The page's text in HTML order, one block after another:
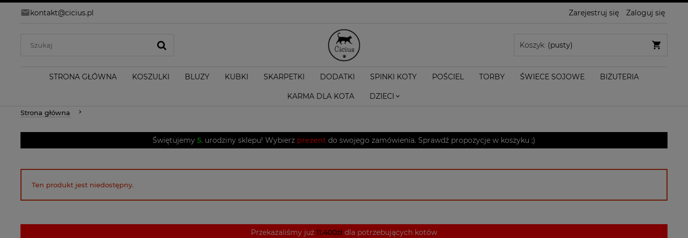
kontakt@cicius.pl Zarejestruj się Zaloguj się
Koszyk: (pusty)
STRONA GŁÓWNA KOSZULKI BLUZY KUBKI SKARPETKI DODATKI SPINKI KOTY POŚCIEL TORBY ŚWIECE SOJOWE BIŻUTERIA
KARMA DLA KOTA DZIECI
Strona główna
Świętujemy 5. urodziny sklepu! Wybierz prezent do swojego zamówienia. Sprawdź propozycje w koszyku ;)
Ten produkt jest niedostępny.
Przekazaliśmy już 11.400zł dla potrzebujących kotów